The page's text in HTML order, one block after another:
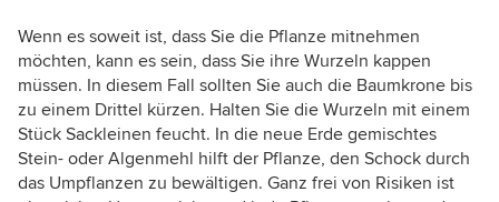
Wenn es soweit ist, dass Sie die Pflanze mitnehmen
möchten, kann es sein, dass Sie ihre Wurzeln kappen
müssen. In diesem Fall sollten Sie auch die Baumkrone bis
zu einem Drittel kürzen. Halten Sie die Wurzeln mit einem
Stück Sackleinen feucht. In die neue Erde gemischtes
Stein- oder Algenmehl hilft der Pflanze, den Schock durch
das Umpflanzen zu bewältigen. Ganz frei von Risiken ist